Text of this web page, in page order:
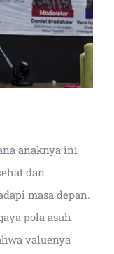
anaknya ini
dan
masa depan.
pola asuh
valuenya